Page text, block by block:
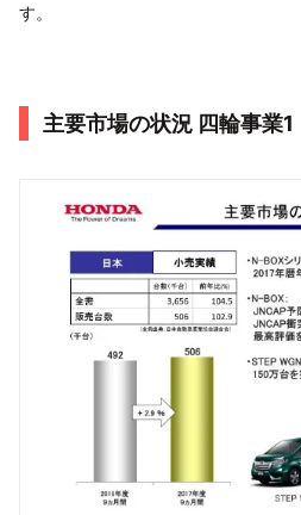
す。
主要市場の状況 四輪事業1